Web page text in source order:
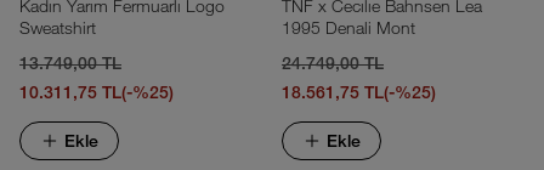
Kadın Yarım Fermuarlı Logo
Sweatshirt
13.749,00 TL
10.311,75 TL(-%25)
Ekle
TNF x Cecılıe Bahnsen Lea
1995 Denali Mont
24.749,00 TL
18.561,75 TL(-%25)
Ekle